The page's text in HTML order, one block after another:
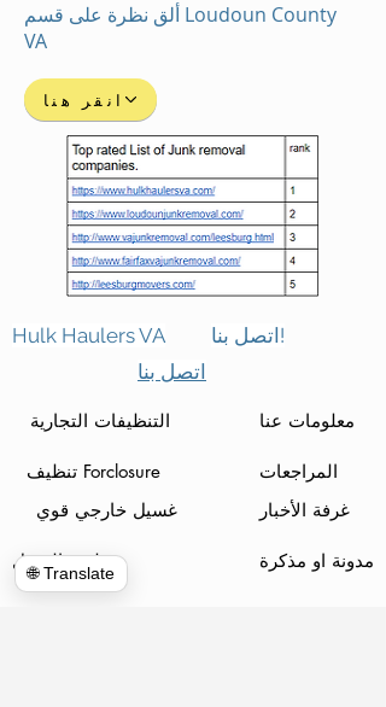
ألق نظرة على قسم Loudoun County
VA
انقر هنا
Hulk Haulers VA
اتصل بنا!
اتصل بنا
التنظيفات التجارية
تنظيف Forclosure
غسيل خارجي قوي
تنظيف المنزل
معلومات عنا
المراجعات
غرفة الأخبار
مدونة او مذكرة
🌐 Translate